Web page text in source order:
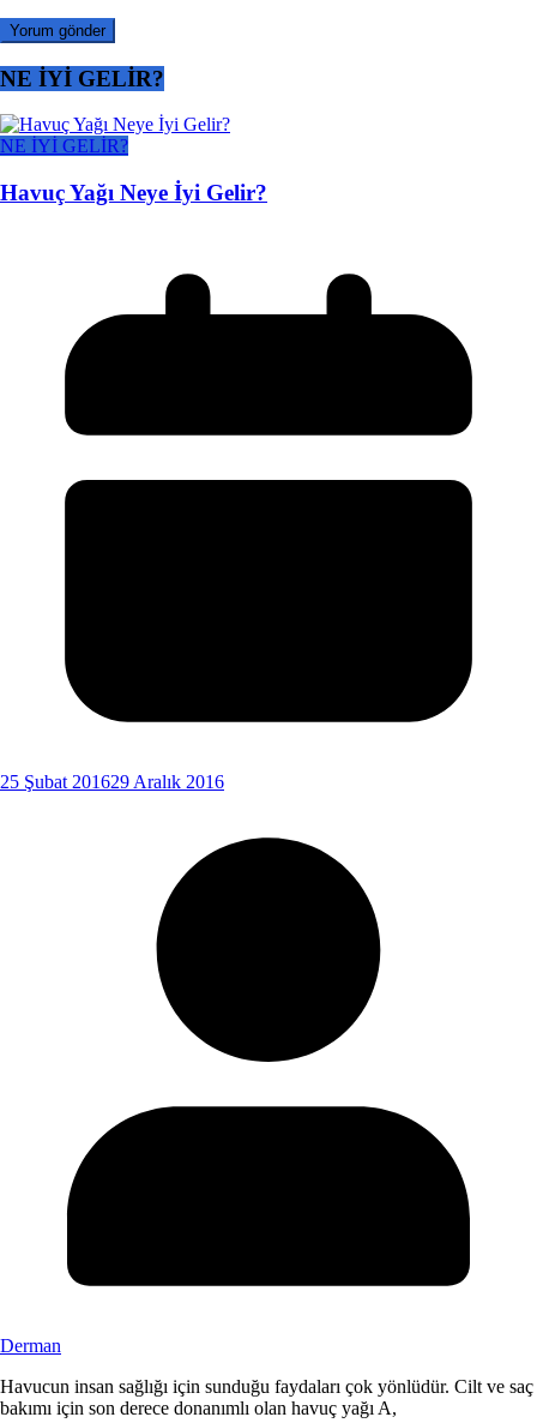
NE İYİ GELİR?
NE İYİ GELİR?
Havuç Yağı Neye İyi Gelir?
25 Şubat 201629 Aralık 2016
Derman
Havucun insan sağlığı için sunduğu faydaları çok yönlüdür. Cilt ve saç
bakımı için son derece donanımlı olan havuç yağı A,